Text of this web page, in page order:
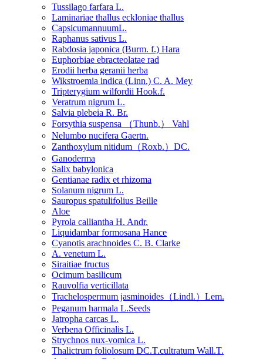
Tussilago farfara L.
Laminariae thallus eckloniae thallus
CapsicumannuumL.
Raphanus sativus L.
Rabdosia japonica (Burm. f.) Hara
Euphorbiae ebracteolatae rad
Erodii herba geranii herba
Wikstroemia indica (Linn.) C. A. Mey
Tripterygium wilfordii Hook.f.
Veratrum nigrum L.
Salvia plebeia R. Br.
Forsythia suspensa （Thunb.） Vahl
Nelumbo nucifera Gaertn.
Zanthoxylum nitidum（Roxb.）DC.
Ganoderma
Salix babylonica
Gentianae radix et rhizoma
Solanum nigrum L.
Sauropus spatulifolius Beille
Aloe
Pyrola calliantha H. Andr.
Liquidambar formosana Hance
Cyanotis arachnoides C. B. Clarke
A. venetum L.
Siraitiae fructus
Ocimum basilicum
Rauvolfia verticillata
Trachelospermum jasminoides（Lindl.）Lem.
Peganum harmala L.Seeds
Jatropha carcas L.
Verbena Officinalis L.
Strychnos nux-vomica L.
Thalictrum foliolosum DC.T.cultratum Wall.T.